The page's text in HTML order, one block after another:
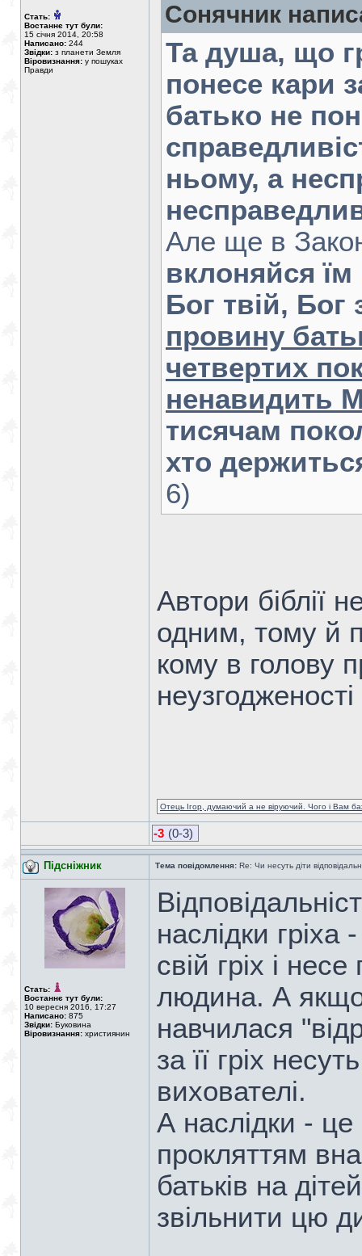
Стать:
Востаннє тут були:
15 січня 2014, 20:58
Написано: 244
Звідки: з планети Земля
Віровизнання: у пошуках
Правди
Сонячник
Та душа, що
понесе кари
батько не
ньому, а
Але ще в
вклоняйся
Бог твій,
провину
четвертих
ненавидить
тисячам
хто
6)
Автори біблії
одним, тому й
кому в голову
Отець Ігор, думаючий а не віруючий. Чого і Вам
-3 (0-3)
Підсніжник Тема повідомлення: Re: Чи несуть діти
Стать:
Востаннє тут були:
10 вересня 2016, 17:27
Написано: 875
Звідки: Буковина
Віровизнання: християнин
наслідки гріха
свій гріх і
людина. А
навчилася
за її гріх
вихователі.
А наслідки - це
прокляттям
батьків на
звільнити цю